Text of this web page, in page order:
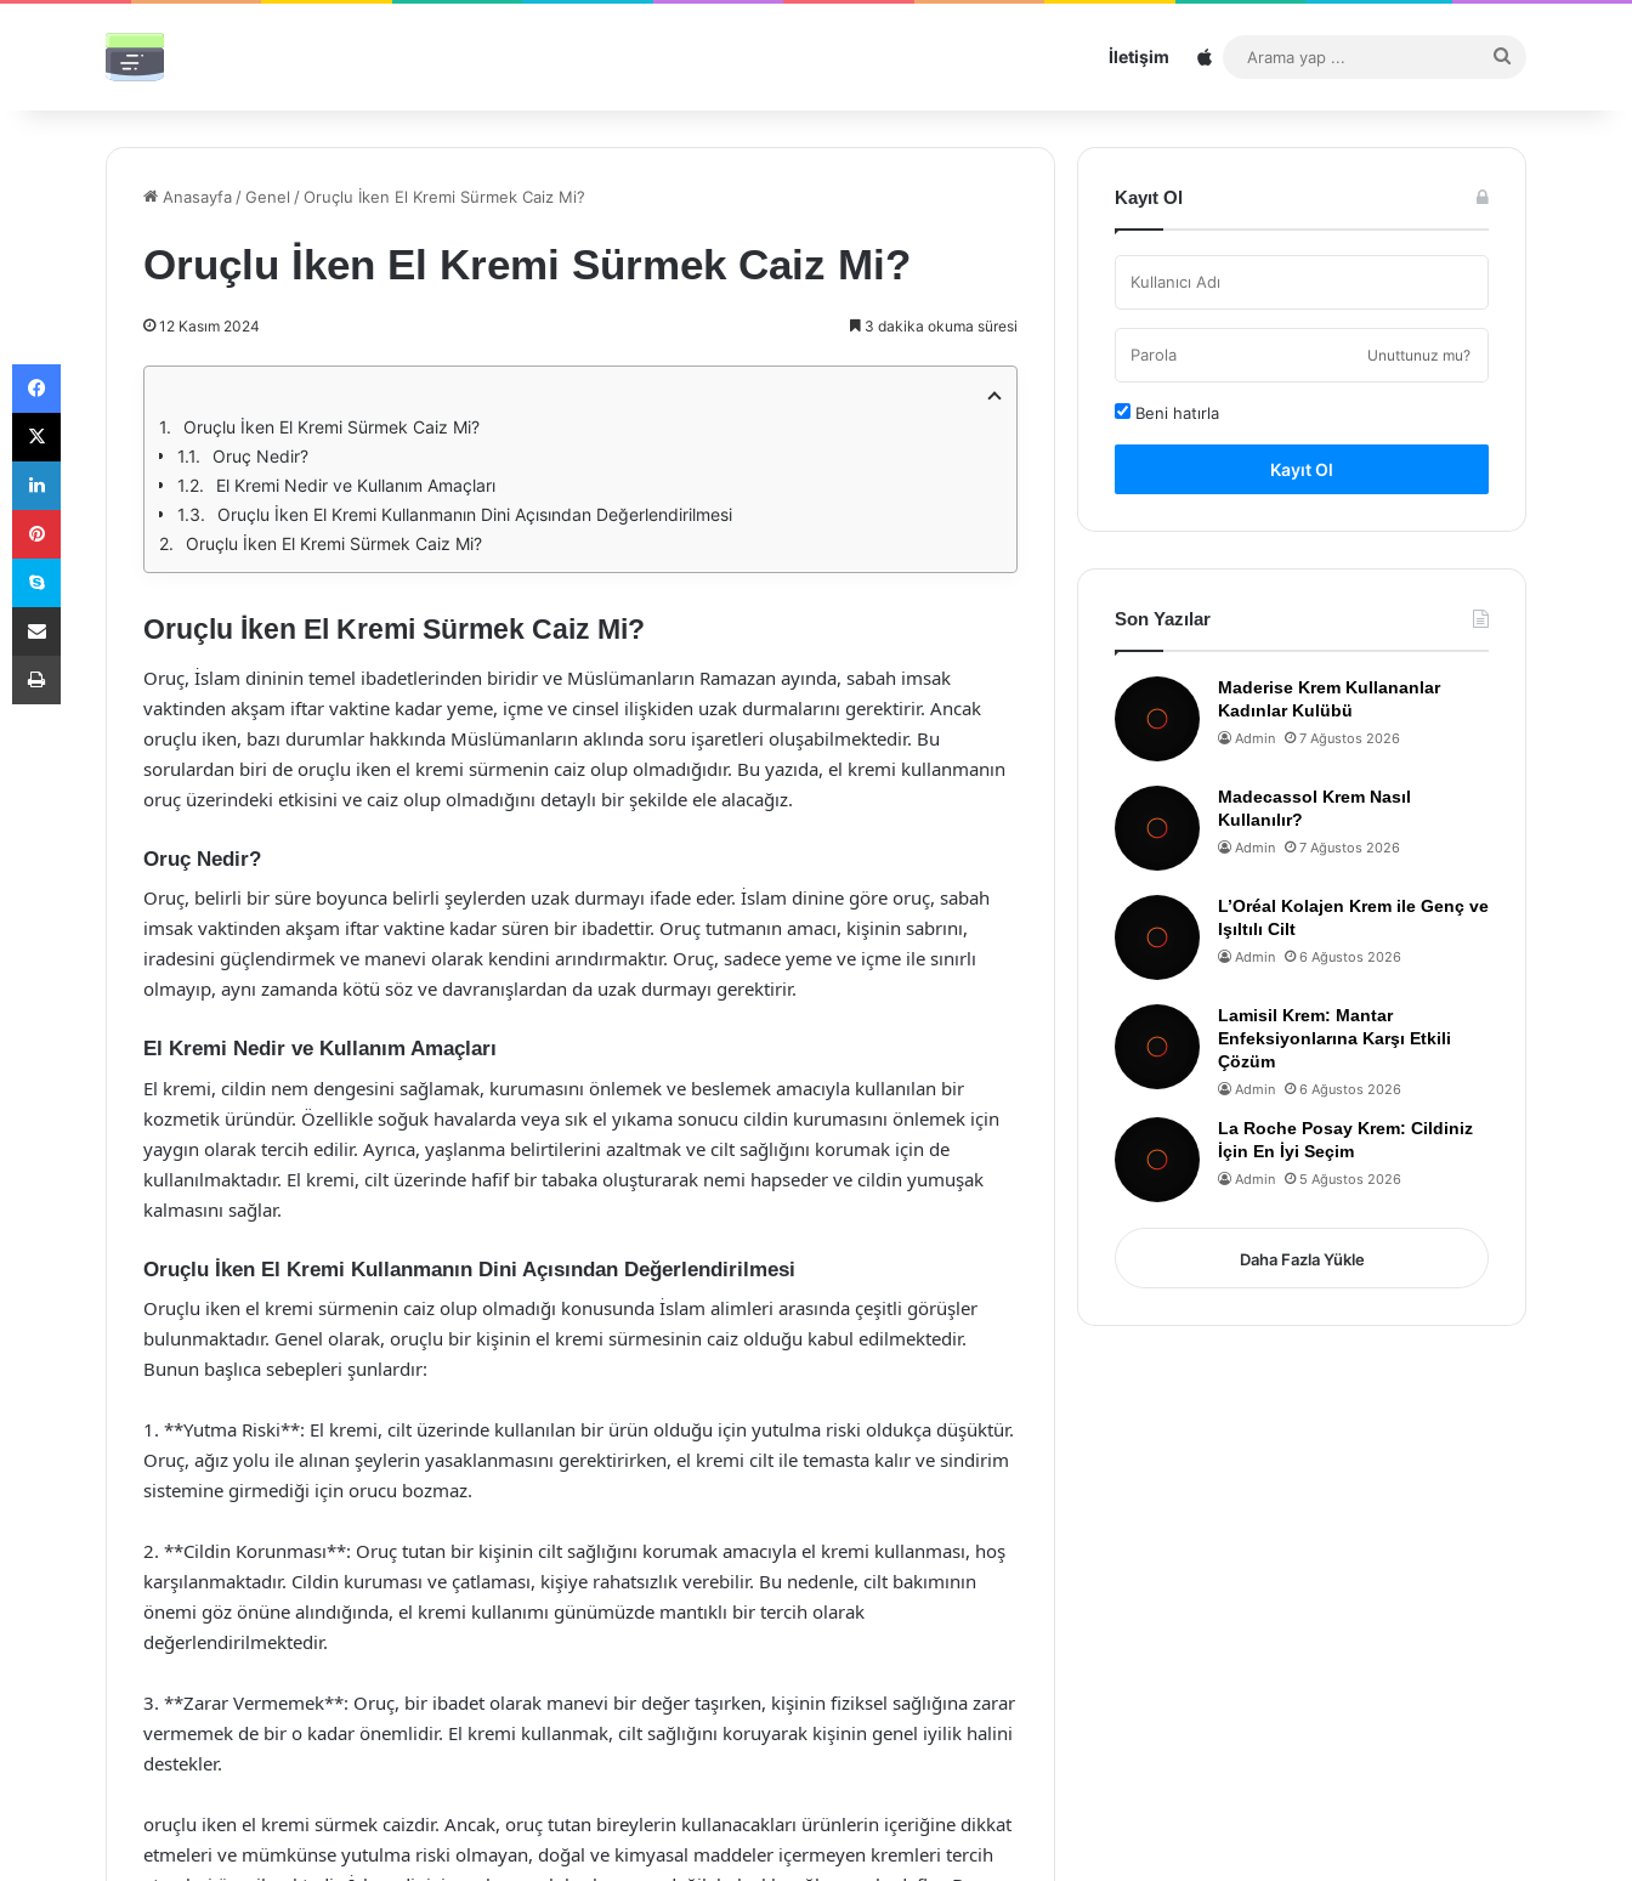
İletişim Sitemap
...
Anasayfa /Genel /Oruçlu İken El Kremi Sürmek Caiz Mi?
Oruçlu İken El Kremi Sürmek Caiz Mi?
12 Kasım 2024 3 dakika okuma süresi
Oruçlu İken El Kremi Sürmek Caiz Mi?
Oruç Nedir?
El Kremi Nedir ve Kullanım Amaçları
Oruçlu İken El Kremi Kullanmanın Dini Açısından Değerlendirilmesi
Oruçlu İken El Kremi Sürmek Caiz Mi?
Oruçlu İken El Kremi Sürmek Caiz Mi?
Oruç, İslam dininin temel ibadetlerinden biridir ve Müslümanların Ramazan ayında, sabah imsak
vaktinden akşam iftar vaktine kadar yeme, içme ve cinsel ilişkiden uzak durmalarını gerektirir. Ancak
oruçlu iken, bazı durumlar hakkında Müslümanların aklında soru işaretleri oluşabilmektedir. Bu
sorulardan biri de oruçlu iken el kremi sürmenin caiz olup olmadığıdır. Bu yazıda, el kremi kullanmanın
oruç üzerindeki etkisini ve caiz olup olmadığını detaylı bir şekilde ele alacağız.
Oruç Nedir?
Oruç, belirli bir süre boyunca belirli şeylerden uzak durmayı ifade eder. İslam dinine göre oruç, sabah
imsak vaktinden akşam iftar vaktine kadar süren bir ibadettir. Oruç tutmanın amacı, kişinin sabrını,
iradesini güçlendirmek ve manevi olarak kendini arındırmaktır. Oruç, sadece yeme ve içme ile sınırlı
olmayıp, aynı zamanda kötü söz ve davranışlardan da uzak durmayı gerektirir.
El Kremi Nedir ve Kullanım Amaçları
El kremi, cildin nem dengesini sağlamak, kurumasını önlemek ve beslemek amacıyla kullanılan bir
kozmetik üründür. Özellikle soğuk havalarda veya sık el yıkama sonucu cildin kurumasını önlemek için
yaygın olarak tercih edilir. Ayrıca, yaşlanma belirtilerini azaltmak ve cilt sağlığını korumak için de
kullanılmaktadır. El kremi, cilt üzerinde hafif bir tabaka oluşturarak nemi hapseder ve cildin yumuşak
kalmasını sağlar.
Oruçlu İken El Kremi Kullanmanın Dini Açısından Değerlendirilmesi
Oruçlu iken el kremi sürmenin caiz olup olmadığı konusunda İslam alimleri arasında çeşitli görüşler
bulunmaktadır. Genel olarak, oruçlu bir kişinin el kremi sürmesinin caiz olduğu kabul edilmektedir.
Bunun başlıca sebepleri şunlardır:
1. **Yutma Riski**: El kremi, cilt üzerinde kullanılan bir ürün olduğu için yutulma riski oldukça düşüktür.
Oruç, ağız yolu ile alınan şeylerin yasaklanmasını gerektirirken, el kremi cilt ile temasta kalır ve sindirim
sistemine girmediği için orucu bozmaz.
2. **Cildin Korunması**: Oruç tutan bir kişinin cilt sağlığını korumak amacıyla el kremi kullanması, hoş
karşılanmaktadır. Cildin kuruması ve çatlaması, kişiye rahatsızlık verebilir. Bu nedenle, cilt bakımının
önemi göz önüne alındığında, el kremi kullanımı günümüzde mantıklı bir tercih olarak
değerlendirilmektedir.
3. **Zarar Vermemek**: Oruç, bir ibadet olarak manevi bir değer taşırken, kişinin fiziksel sağlığına zarar
vermemek de bir o kadar önemlidir. El kremi kullanmak, cilt sağlığını koruyarak kişinin genel iyilik halini
destekler.
oruçlu iken el kremi sürmek caizdir. Ancak, oruç tutan bireylerin kullanacakları ürünlerin içeriğine dikkat
etmeleri ve mümkünse yutulma riski olmayan, doğal ve kimyasal maddeler içermeyen kremleri tercih
Kayıt Ol
Unuttunuz mu?
Beni hatırla
Kayıt Ol
Son Yazılar
Maderise Krem Kullananlar
Kadınlar Kulübü
Admin 7 Ağustos 2026
Madecassol Krem Nasıl
Kullanılır?
Admin 7 Ağustos 2026
L’Oréal Kolajen Krem ile Genç ve
Işıltılı Cilt
Admin 6 Ağustos 2026
Lamisil Krem: Mantar
Enfeksiyonlarına Karşı Etkili
Çözüm
Admin 6 Ağustos 2026
La Roche Posay Krem: Cildiniz
İçin En İyi Seçim
Admin 5 Ağustos 2026
Daha Fazla Yükle
Facebook
X
LinkedIn
Pinterest
Skype
E-Posta ile paylaş